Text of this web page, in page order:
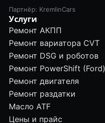
Партнёр: KremlinCars
Услуги
Ремонт АКПП
Ремонт вариатора CVT
Ремонт DSG и роботов
Ремонт PowerShift (Ford)
Ремонт двигателя
Ремонт раздатки
Масло ATF
Цены и прайс